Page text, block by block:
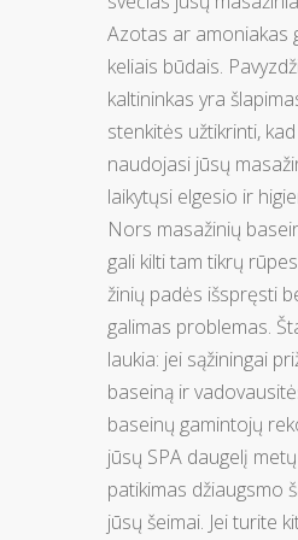
Azotas ar amoniakas
keliais būdais.
kaltininkas yra
stenkitės užtikrinti, kad
naudojasi jūsų
laikytųsi elgesio ir
Nors masažinių
gali kilti tam tikrų
žinių padės išspręsti
galimas problemas.
laukia: jei sąžiningai
baseiną ir
baseinų gamintojų
jūsų SPA daugelį
patikimas džiaugsmo
jūsų šeimai. Jei turite